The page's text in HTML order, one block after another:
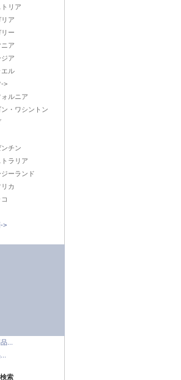
リア
ア
ー
ア
ア
ル
->
ルニア
・ワシントン
チン
ラリア
ーランド
カ
>
...
索